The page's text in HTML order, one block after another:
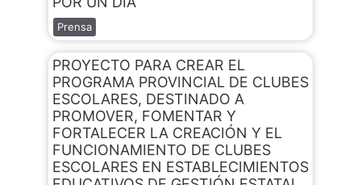
Prensa
PROYECTO PARA CREAR EL
PROGRAMA PROVINCIAL DE CLUBES
ESCOLARES, DESTINADO A
PROMOVER, FOMENTAR Y
FORTALECER LA CREACIÓN Y EL
FUNCIONAMIENTO DE CLUBES
ESCOLARES EN ESTABLECIMIENTOS